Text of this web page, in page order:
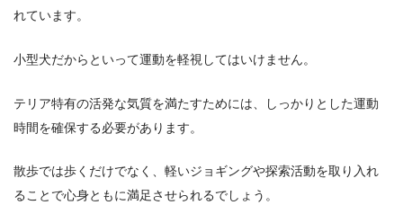
れています。
小型犬だからといって運動を軽視してはいけません。
テリア特有の活発な気質を満たすためには、しっかりとした運動
時間を確保する必要があります。
散歩では歩くだけでなく、軽いジョギングや探索活動を取り入れ
ることで心身ともに満足させられるでしょう。